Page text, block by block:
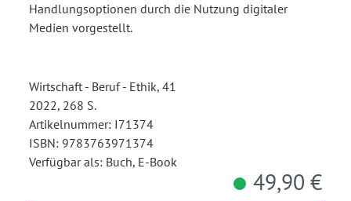
Handlungsoptionen durch die Nutzung digitaler
Medien vorgestellt.
Wirtschaft - Beruf - Ethik, 41
2022, 268 S.
Artikelnummer: I71374
ISBN: 9783763971374
Verfügbar als: Buch, E-Book
49,90 €